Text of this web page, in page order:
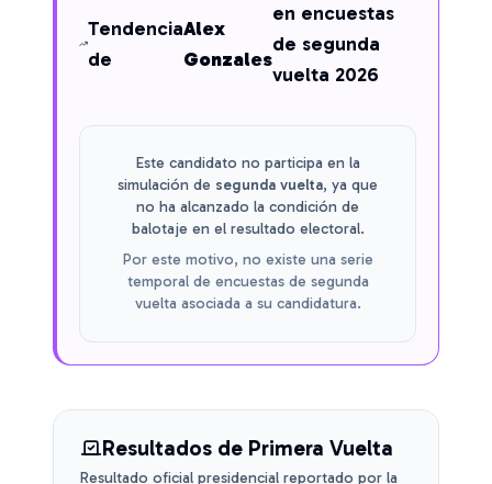
Tendencia
de
Alex
Gonzales
en encuestas
de segunda
vuelta 2026
Este candidato no participa en la
simulación de segunda vuelta, ya que
no ha alcanzado la condición de
balotaje en el resultado electoral.
Por este motivo, no existe una serie
temporal de encuestas de segunda
vuelta asociada a su candidatura.
Resultados de Primera Vuelta
Resultado oficial presidencial reportado por la